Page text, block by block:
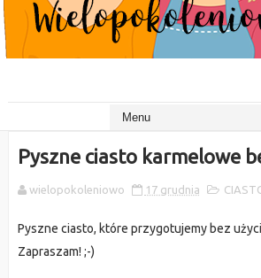
Pyszne ciasto karmelowe
wielopokoleniowo 17 grudnia
Pyszne ciasto, które przygotujemy bez
Zapraszam! ;-)